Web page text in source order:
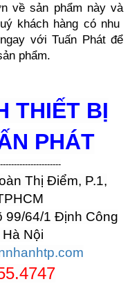
về sản phẩm này và
khách hàng có nhu
với Tuấn Phát để
phẩm.
THIẾT BỊ
PHÁT
Thị Điểm, P.1,
99/64/1 Định Công
Nội